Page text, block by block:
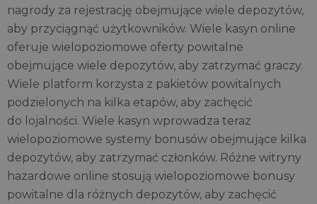
nagrody za rejestrację obejmujące wiele depozytów,
aby przyciągnąć użytkowników. Wiele kasyn online
oferuje wielopoziomowe oferty powitalne
obejmujące wiele depozytów, aby zatrzymać graczy.
Wiele platform korzysta z pakietów powitalnych
podzielonych na kilka etapów, aby zachęcić
do lojalności. Wiele kasyn wprowadza teraz
wielopoziomowe systemy bonusów obejmujące kilka
depozytów, aby zatrzymać członków. Różne witryny
hazardowe online stosują wielopoziomowe bonusy
powitalne dla różnych depozytów, aby zachęcić